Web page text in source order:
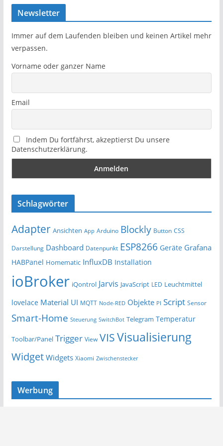
Newsletter
Immer auf dem Laufenden bleiben und keinen Artikel mehr
verpassen.
Vorname oder ganzer Name
Email
Indem Du fortfährst, akzeptierst Du unsere
Datenschutzerklärung.
Schlagwörter
Adapter Ansichten App Arduino Blockly Button CSS
Darstellung Dashboard Datenpunkt ESP8266 Geräte Grafana
HABPanel Homematic InfluxDB Installation
ioBroker iQontrol Jarvis JavaScript LED Leuchtmittel
lovelace Material UI MQTT Node-RED Objekte PI Script Sensor
Smart-Home Steuerung SwitchBot Telegram Temperatur
Toolbar/Panel Trigger View VISVisualisierung
Widget Widgets Xiaomi Zwischenstecker
Werbung